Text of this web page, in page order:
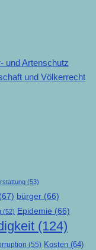
und Artenschutz
und Völkerrecht
(53)
(67) bürger (66)
(52) Epidemie (66)
(124)
(55) Kosten (64)